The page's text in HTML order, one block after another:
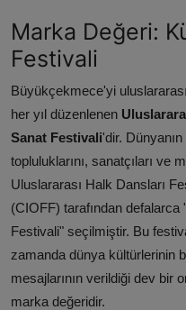
Marka Değeri:
Festivali
Büyükçekmece'yi
her yıl düzenlenen
Sanat Festivali'dir.
topluluklarını, sanatçıları ve
Uluslararası Halk Dansları
(CIOFF) tarafından
Festivali" seçilmiştir. Bu
zamanda dünya kültürlerinin
mesajlarının verildiği dev bir
marka değeridir.